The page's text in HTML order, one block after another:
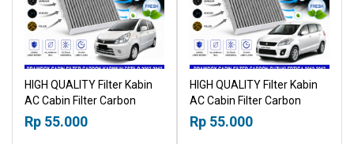
HIGH QUALITY Filter Kabin
AC Cabin Filter Carbon
Suzuki Karimun Estilo 2007-
2013 18518030
Rp 55.000
HIGH QUALITY Filter Kabin
AC Cabin Filter Carbon
Suzuki Ertiga 2012-2017
18518030
Rp 55.000